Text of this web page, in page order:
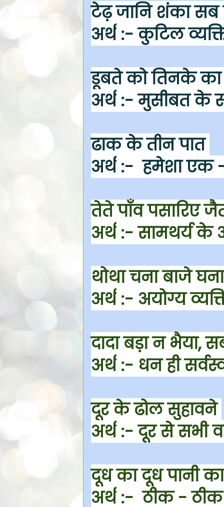
टेढ़ जानि शंका
अर्थ :- कुटिल
डूबते को तिनके का
अर्थ :- मुसीबत के
ढाक के तीन पात
अर्थ :- हमेशा एक -
तेते पाँव पसारिए
अर्थ :- सामथर्य के
थोथा चना बाजे
अर्थ :- अयोग्य
दादा बड़ा न भैया,
अर्थ :- धन ही
दूर के ढोल सुहावने
अर्थ :- दूर से सभी
दूध का दूध पानी
अर्थ :- ठीक -